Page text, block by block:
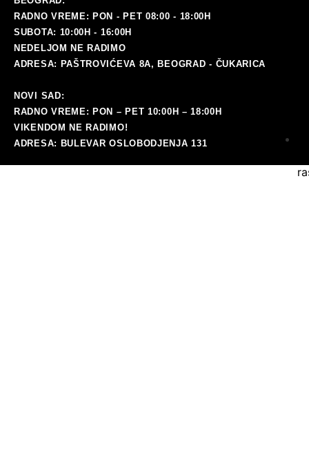
RADNO VREME: PON - PET 08:00 - 18:00H
SUBOTA: 10:00H - 16:00H
NEDELJOM NE RADIMO
ADRESA: PAŠTROVIĆEVA 8A, BEOGRAD - ČUKARICA
NOVI SAD:
RADNO VREME: PON – PET 10:00H – 18:00H
VIKENDOM NE RADIMO!
ADRESA: BULEVAR OSLOBODJENJA 131